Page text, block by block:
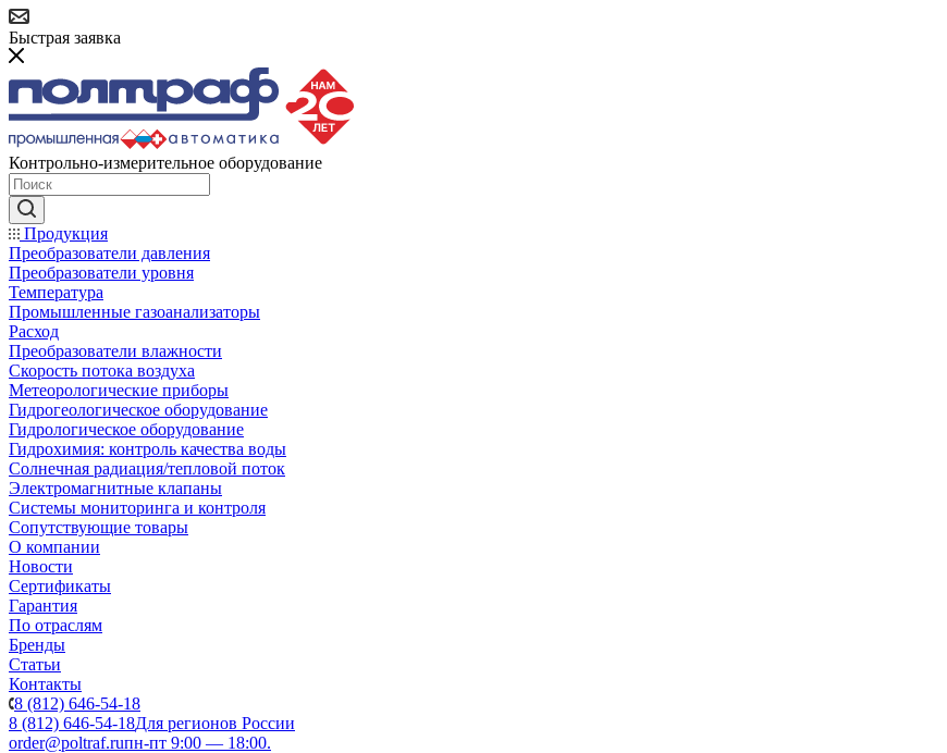
Быстрая заявка
Контрольно-измерительное оборудование
Продукция
Преобразователи давления
Преобразователи уровня
Температура
Промышленные газоанализаторы
Расход
Преобразователи влажности
Скорость потока воздуха
Метеорологические приборы
Гидрогеологическое оборудование
Гидрологическое оборудование
Гидрохимия: контроль качества воды
Солнечная радиация/тепловой поток
Электромагнитные клапаны
Системы мониторинга и контроля
Сопутствующие товары
О компании
Новости
Сертификаты
Гарантия
По отраслям
Бренды
Статьи
Контакты
8 (812) 646-54-18
8 (812) 646-54-18Для регионов России
order@poltraf.ruпн-пт 9:00 — 18:00.